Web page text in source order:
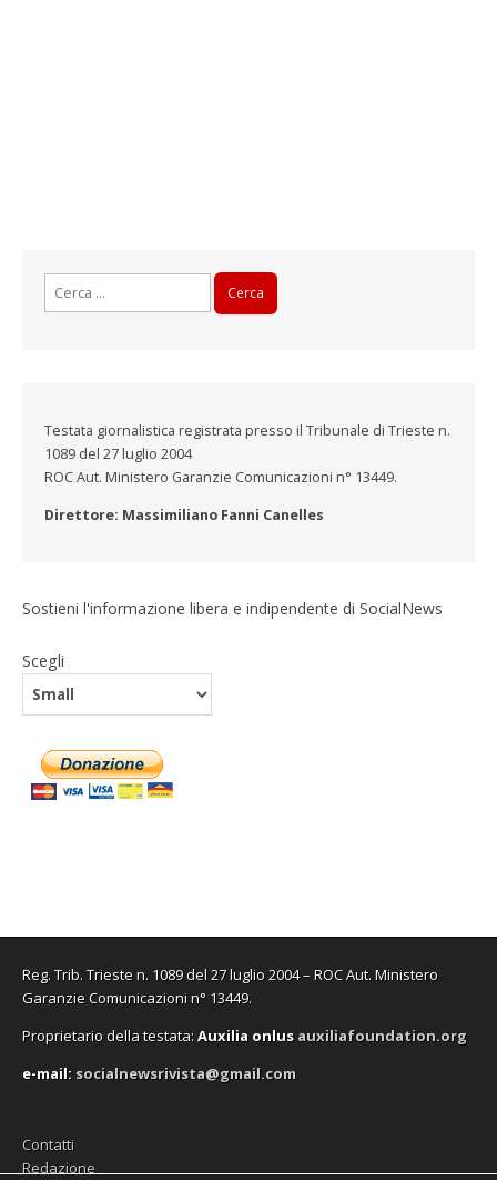
Testata giornalistica registrata presso il Tribunale di Trieste n.
1089 del 27 luglio 2004
ROC Aut. Ministero Garanzie Comunicazioni n° 13449.
Direttore: Massimiliano Fanni Canelles
Sostieni l'informazione libera e indipendente di SocialNews
Scegli
Reg. Trib. Trieste n. 1089 del 27 luglio 2004 – ROC Aut. Ministero
Garanzie Comunicazioni n° 13449.
Proprietario della testata:Auxilia onlus auxiliafoundation.org
e-mail: socialnewsrivista@gmail.com
Contatti
Redazione